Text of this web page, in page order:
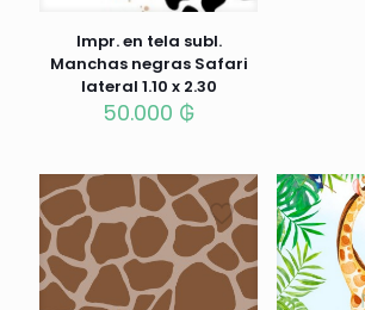
Impr. en tela subl.
Manchas negras Safari
lateral 1.10 x 2.30
50.000 ₲